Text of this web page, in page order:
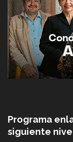
Programa
siguiente